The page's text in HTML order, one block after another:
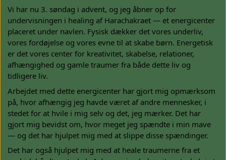
Vi har nu 3. søndag i advent, og jeg åbner op for
undervisningen i healing af Harachakraet — et energicenter
placeret under navlen. Fysisk dækker det vores underliv,
vores fordøjelse og vores evne til at skabe børn. Energetisk
er det vores center for kreativitet, skabelse, relationer,
afhængighed og gamle traumer fra både dette liv og
tidligere liv.
Arbejdet med dette energicenter har gjort mig opmærksom
på, hvor afhængig jeg havde været af andre mennesker, i
stedet for at hvile i mig selv og det, jeg mærker. Det har
gjort mig bevidst om, hvor meget jeg spændte i min mave
— og det har hjulpet mig med at slippe disse spændinger.
Det har også hjulpet mig med at heale traumerne fra et